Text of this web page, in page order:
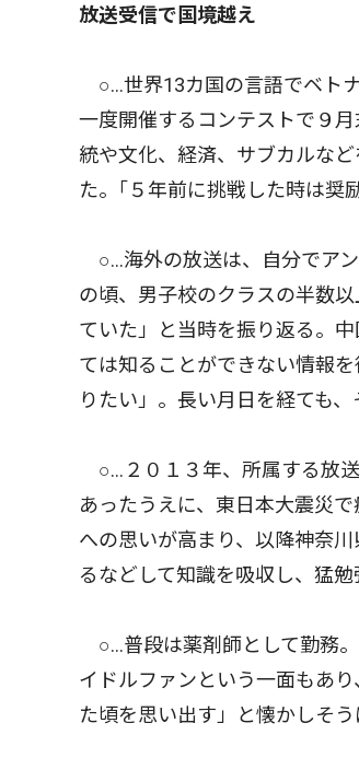
放送受信で国境越え
○…世界13カ国の言語でベト
一度開催するコンテストで９
統や文化、経済、サブカルな
た。｢５年前に挑戦した時は奨
○…海外の放送は、自分でア
の頃、男子校のクラスの半数
ていた」と当時を振り返る。
ては知ることができない情報
りたい」。長い月日を経ても、
○…２０１３年、所属する放
あったうえに、東日本大震災
への思いが高まり、以降神奈
るなどして知識を吸収し、猛
○…普段は薬剤師として勤務
イドルファンという一面もあ
た頃を思い出す」と懐かしそう